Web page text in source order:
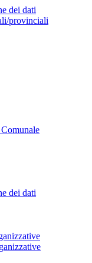
dei dati
provinciali
dei dati